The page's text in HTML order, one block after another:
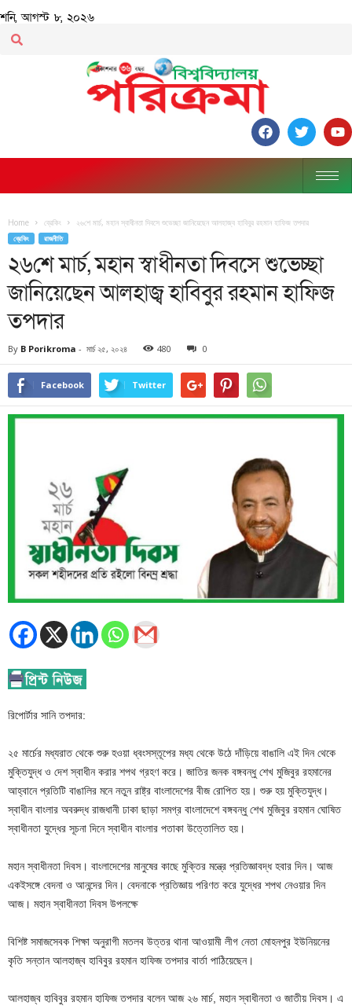
শনি, আগস্ট ৮, ২০২৬
Home ব্রেকিং ২৬শে মার্চ, মহান স্বাধীনতা দিবসে শুভেচ্ছা জানিয়েছেন আলহাজ্ব হাবিবুর রহমান হাফিজ তপদার
ব্রেকিং রাজনীতি
২৬শে মার্চ, মহান স্বাধীনতা দিবসে শুভেচ্ছা
জানিয়েছেন আলহাজ্ব হাবিবুর রহমান হাফিজ
তপদার
By B Porikroma - মার্চ ২৫, ২০২৪ 480 0
Facebook Twitter
রিপোর্টার সানি তপদার:
২৫ মার্চের মধ্যরাত থেকে শুরু হওয়া ধ্বংসস্তূপের মধ্য থেকে উঠে দাঁড়িয়ে বাঙালি এই দিন থেকে
মুক্তিযুদ্ধ ও দেশ স্বাধীন করার শপথ গ্রহণ করে। জাতির জনক বঙ্গবন্ধু শেখ মুজিবুর রহমানের
আহ্বানে প্রতিটি বাঙালির মনে নতুন রাষ্ট্র বাংলাদেশের বীজ রোপিত হয়। শুরু হয় মুক্তিযুদ্ধ।
স্বাধীন বাংলার অবরুদ্ধ রাজধানী ঢাকা ছাড়া সমগ্র বাংলাদেশে বঙ্গবন্ধু শেখ মুজিবুর রহমান ঘোষিত
স্বাধীনতা যুদ্ধের সূচনা দিনে স্বাধীন বাংলার পতাকা উত্তোলিত হয়।
মহান স্বাধীনতা দিবস। বাংলাদেশের মানুষের কাছে মুক্তির মন্ত্রে প্রতিজ্ঞাবদ্ধ হবার দিন। আজ
একইসঙ্গে বেদনা ও আনন্দের দিন। বেদনাকে প্রতিজ্ঞায় পরিণত করে যুদ্ধের শপথ নেওয়ার দিন
আজ। মহান স্বাধীনতা দিবস উপলক্ষে
বিশিষ্ট সমাজসেবক শিক্ষা অনুরাগী মতলব উত্তর থানা আওয়ামী লীগ নেতা মোহনপুর ইউনিয়নের
কৃতি সন্তান আলহাজ্ব হাবিবুর রহমান হাফিজ তপদার বার্তা পাঠিয়েছেন।
আলহাজ্ব হাবিবুর রহমান হাফিজ তপদার বলেন আজ ২৬ মার্চ, মহান স্বাধীনতা ও জাতীয় দিবস। এ